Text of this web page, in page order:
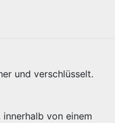
und verschlüsselt.
innerhalb von einem